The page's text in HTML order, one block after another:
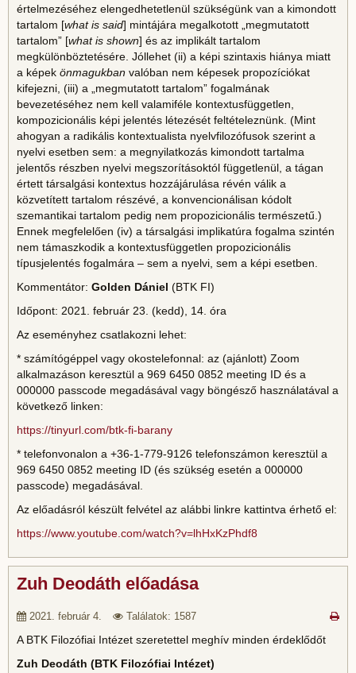
értelmezéséhez elengedhetetlenül szükségünk van a kimondott
tartalom [what is said] mintájára megalkotott „megmutatott
tartalom” [what is shown] és az implikált tartalom
megkülönböztetésére. Jóllehet (ii) a képi szintaxis hiánya miatt
a képek önmagukban valóban nem képesek propozíciókat
kifejezni, (iii) a „megmutatott tartalom” fogalmának
bevezetéséhez nem kell valamiféle kontextusfüggetlen,
kompozicionális képi jelentés létezését feltételeznünk. (Mint
ahogyan a radikális kontextualista nyelvfilozófusok szerint a
nyelvi esetben sem: a megnyilatkozás kimondott tartalma
jelentős részben nyelvi megszorításoktól függetlenül, a tágan
értett társalgási kontextus hozzájárulása révén válik a
közvetített tartalom részévé, a konvencionálisan kódolt
szemantikai tartalom pedig nem propozicionális természetű.)
Ennek megfelelően (iv) a társalgási implikatúra fogalma szintén
nem támaszkodik a kontextusfüggetlen propozicionális
típusjelentés fogalmára – sem a nyelvi, sem a képi esetben.
Kommentátor: Golden Dániel (BTK FI)
Időpont: 2021. február 23. (kedd), 14. óra
Az eseményhez csatlakozni lehet:
* számítógéppel vagy okostelefonnal: az (ajánlott) Zoom
alkalmazáson keresztül a 969 6450 0852 meeting ID és a
000000 passcode megadásával vagy böngésző használatával a
következő linken:
https://tinyurl.com/btk-fi-barany
* telefonvonalon a +36-1-779-9126 telefonszámon keresztül a
969 6450 0852 meeting ID (és szükség esetén a 000000
passcode) megadásával.
Az előadásról készült felvétel az alábbi linkre kattintva érhető el:
https://www.youtube.com/watch?v=lhHxKzPhdf8
Zuh Deodáth előadása
2021. február 4. Találatok: 1587
A BTK Filozófiai Intézet szeretettel meghív minden érdeklődőt
Zuh Deodáth (BTK Filozófiai Intézet)